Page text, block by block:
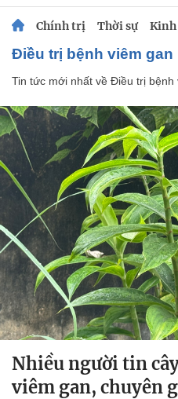
Chính trị Thời sự Kinh
Điều trị bệnh viêm gan
Tin tức mới nhất về Điều trị bệnh
Nhiều người tin
viêm gan, chuyên